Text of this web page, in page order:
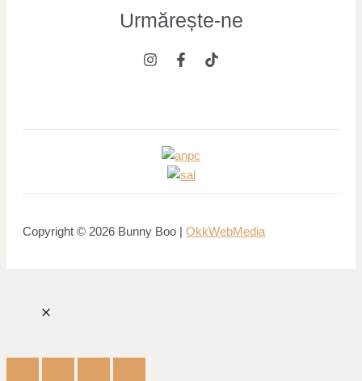
Urmărește-ne
Copyright © 2026 Bunny Boo | OkkWebMedia